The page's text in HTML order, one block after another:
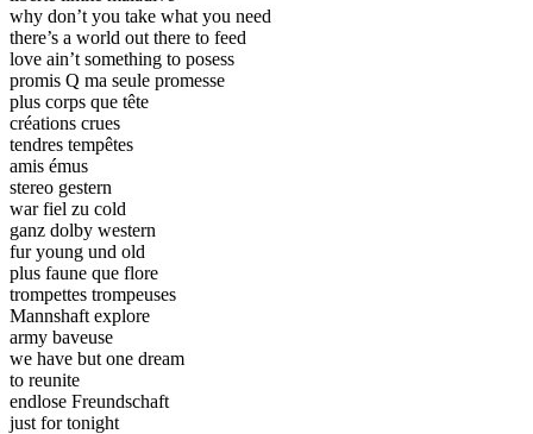
why don’t you take what you need
there’s a world out there to feed
love ain’t something to posess
promis Q ma seule promesse
plus corps que tête
créations crues
tendres tempêtes
amis émus
stereo gestern
war fiel zu cold
ganz dolby western
fur young und old
plus faune que flore
trompettes trompeuses
Mannshaft explore
army baveuse
we have but one dream
to reunite
endlose Freundschaft
just for tonight